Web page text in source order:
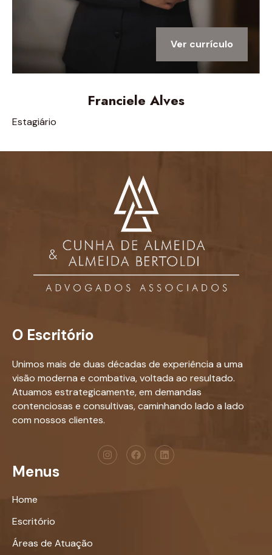
Ver currículo
Franciele Alves
Estagiário
O Escritório
Unimos mais de duas décadas de experiência a uma
visão moderna e combativa, voltada ao resultado.
Atuamos estrategicamente, em demandas
contenciosas e consultivas, caminhando lado a lado
com nossos clientes.
Menus
Home
Escritório
Áreas de Atuação